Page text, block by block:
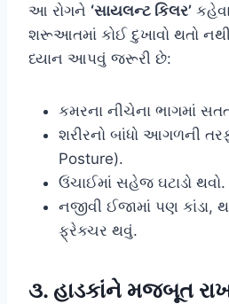
આ રોગને ‘સાયલન્ટ કિલર’
શરૂઆતમાં કોઈ દુખાવો થતો
ધ્યાન આપવું જરૂરી છે:
કમરના નીચેના ભાગમાં
શરીરનો બાંધો આગળની
Posture).
ઉંચાઈમાં સહેજ ઘટાડો થવો.
નજીવી ઈજામાં પણ કાંડા,
ફ્રેક્ચર થવું.
૩. હાડકાંને મજબૂત